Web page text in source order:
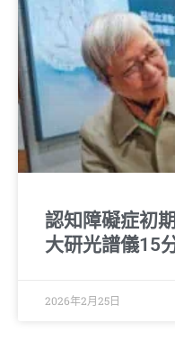
認知障礙症初
大研光譜儀15
2026年2月25日